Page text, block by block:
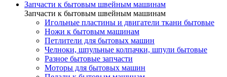
Запчасти к бытовым швейным машинам
Запчасти к бытовым швейным машинам
Игольные пластины и двигатели ткани бытовые
Ножи к бытовым машинам
Петлители для бытовых машин
Челноки, шпульные колпачки, шпули бытовые
Разное бытовые запчасти
Моторы для бытовых машин